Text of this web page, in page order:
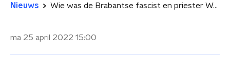
Nieuws Wie was de Brabantse fascist en priester Wouter Lutkie?
ma 25 april 2022 15:00